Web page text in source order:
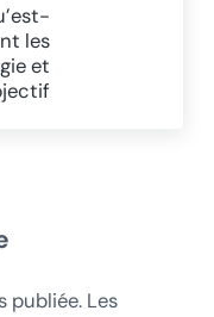
les
et
publiée. Les